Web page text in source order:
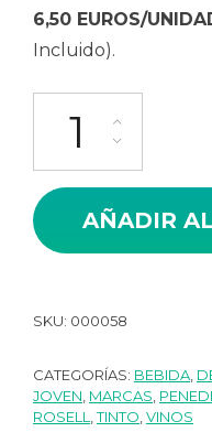
6,50 EUROS/
Incluido).
AÑADIR
SKU: 000058
CATEGORÍAS: BEBIDA
JOVEN MARCAS
ROSELL
,TINTO VINOS